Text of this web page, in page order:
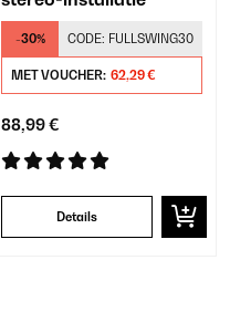
-30% CODE: FULLSWING30
MET VOUCHER: 62,29 €
88,99 €
Details